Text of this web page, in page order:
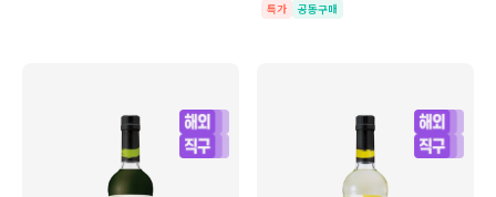
특가 공동구매